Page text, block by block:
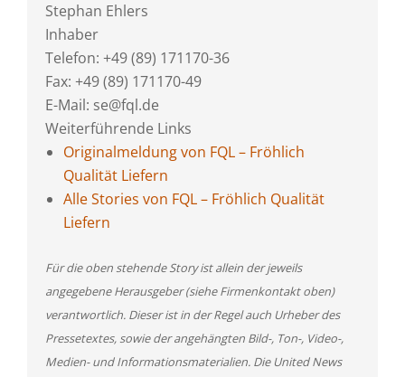
Stephan Ehlers
Inhaber
Telefon: +49 (89) 171170-36
Fax: +49 (89) 171170-49
E-Mail: se@fql.de
Weiterführende Links
Originalmeldung von FQL – Fröhlich
Qualität Liefern
Alle Stories von FQL – Fröhlich Qualität
Liefern
Für die oben stehende Story ist allein der jeweils
angegebene Herausgeber (siehe Firmenkontakt oben)
verantwortlich. Dieser ist in der Regel auch Urheber des
Pressetextes, sowie der angehängten Bild-, Ton-, Video-,
Medien- und Informationsmaterialien. Die United News